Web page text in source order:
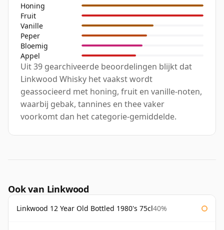
Honing
Fruit
Vanille
Peper
Bloemig
Appel
Uit 39 gearchiveerde beoordelingen blijkt dat
Linkwood Whisky het vaakst wordt
geassocieerd met honing, fruit en vanille-noten,
waarbij gebak, tannines en thee vaker
voorkomt dan het categorie-gemiddelde.
Ook van Linkwood
Linkwood 12 Year Old Bottled 1980's 75cl40%